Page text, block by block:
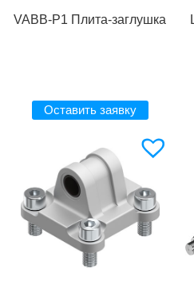
VABB-P1 Плита-заглушка
Оставить заявку